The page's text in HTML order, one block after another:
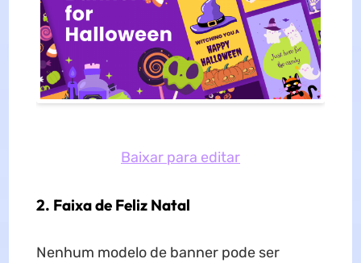
Baixar para editar
2. Faixa de Feliz Natal
Nenhum modelo de banner pode ser